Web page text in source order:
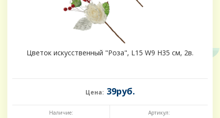
Цветок искусственный "Роза", L15 W9 H35 см, 2в.
Цена: 39руб.
Наличие: Артикул: